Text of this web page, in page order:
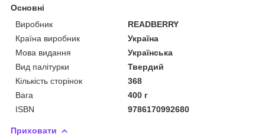
Основні
Виробник
READBERRY
Країна виробник
Україна
Мова видання
Українська
Вид палітурки
Твердий
Кількість сторінок
368
Вага
400 г
ISBN
9786170992680
Приховати